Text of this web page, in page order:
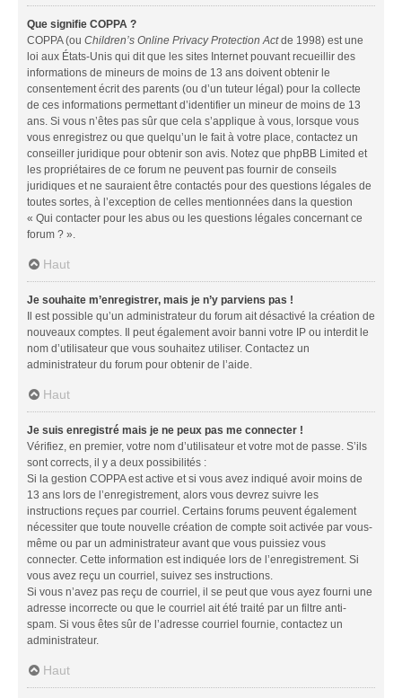
Que signifie COPPA ?
COPPA (ou Children’s Online Privacy Protection Actde 1998) est une
loi aux États-Unis qui dit que les sites Internet pouvant recueillir des
informations de mineurs de moins de 13 ans doivent obtenir le
consentement écrit des parents (ou d’un tuteur légal) pour la collecte
de ces informations permettant d’identifier un mineur de moins de 13
ans. Si vous n’êtes pas sûr que cela s’applique à vous, lorsque vous
vous enregistrez ou que quelqu’un le fait à votre place, contactez un
conseiller juridique pour obtenir son avis. Notez que phpBB Limited et
les propriétaires de ce forum ne peuvent pas fournir de conseils
juridiques et ne sauraient être contactés pour des questions légales de
toutes sortes, à l’exception de celles mentionnées dans la question
« Qui contacter pour les abus ou les questions légales concernant ce
forum ? ».
Haut
Je souhaite m’enregistrer, mais je n’y parviens pas !
Il est possible qu’un administrateur du forum ait désactivé la création de
nouveaux comptes. Il peut également avoir banni votre IP ou interdit le
nom d’utilisateur que vous souhaitez utiliser. Contactez un
administrateur du forum pour obtenir de l’aide.
Haut
Je suis enregistré mais je ne peux pas me connecter !
Vérifiez, en premier, votre nom d’utilisateur et votre mot de passe. S’ils
sont corrects, il y a deux possibilités :
Si la gestion COPPA est active et si vous avez indiqué avoir moins de
13 ans lors de l’enregistrement, alors vous devrez suivre les
instructions reçues par courriel. Certains forums peuvent également
nécessiter que toute nouvelle création de compte soit activée par vous-
même ou par un administrateur avant que vous puissiez vous
connecter. Cette information est indiquée lors de l’enregistrement. Si
vous avez reçu un courriel, suivez ses instructions.
Si vous n’avez pas reçu de courriel, il se peut que vous ayez fourni une
adresse incorrecte ou que le courriel ait été traité par un filtre anti-
spam. Si vous êtes sûr de l’adresse courriel fournie, contactez un
administrateur.
Haut